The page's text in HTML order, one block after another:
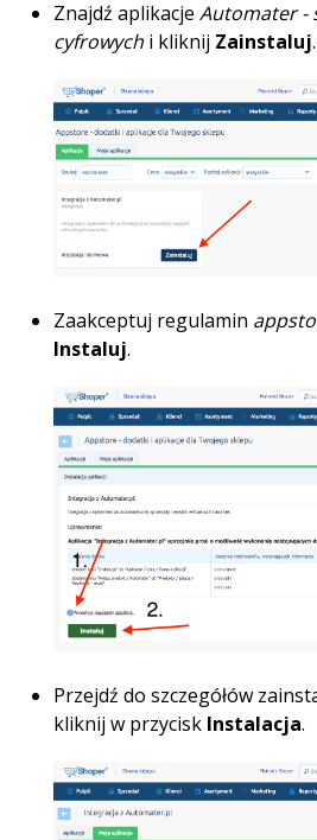
Znajdź aplikacje Automater -
cyfrowych i kliknij Zainstaluj.
Zaakceptuj regulamin
Instaluj.
Przejdź do szczegółów
kliknij w przycisk Instalacja.